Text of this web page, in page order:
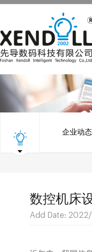
企业动态
数控机床
Add Date: